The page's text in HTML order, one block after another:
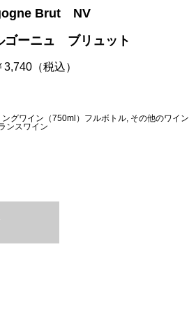
Brut NV
ゴーニュ ブリュット
（税込）
ングワイン（750ml）フルボトル, その他のワイン
ンスワイン